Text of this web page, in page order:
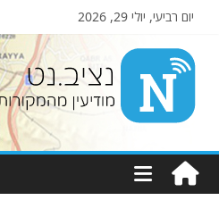
יום רביעי, יולי 29, 2026
Nziv.net
מודיעין
מהמקורות